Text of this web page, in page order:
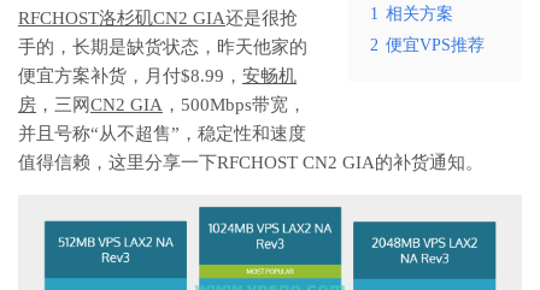
1 相关方案
2 便宜VPS推荐
RFCHOST洛杉矶CN2 GIA还是很抢
手的，长期是缺货状态，昨天他家的
便宜方案补货，月付$8.99， 安畅机
房 ，三网CN2 GIA ，500Mbps带宽，
并且号称“从不超售”，稳定性和速度
值得信赖，这里分享一下RFCHOST CN2 GIA的补货通知。